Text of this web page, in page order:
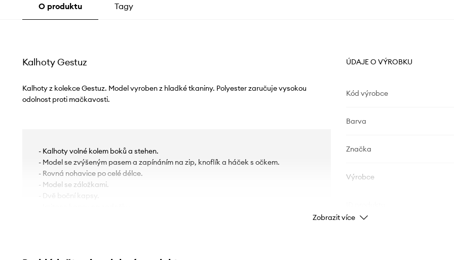
O produktu Tagy
Kalhoty Gestuz
Kalhoty z kolekce Gestuz. Model vyroben z hladké tkaniny. Polyester zaručuje vysokou
odolnost proti mačkavosti.
- Kalhoty volné kolem boků a stehen.
- Model se zvýšeným pasem a zapínáním na zip, knoflík a háček s očkem.
- Rovná nohavice po celé délce.
- Model se záložkami.
- Dvě boční kapsy.
ÚDAJE O VÝROBKU
Kód výrobce
Barva
Značka
Výrobce
Zobrazit více